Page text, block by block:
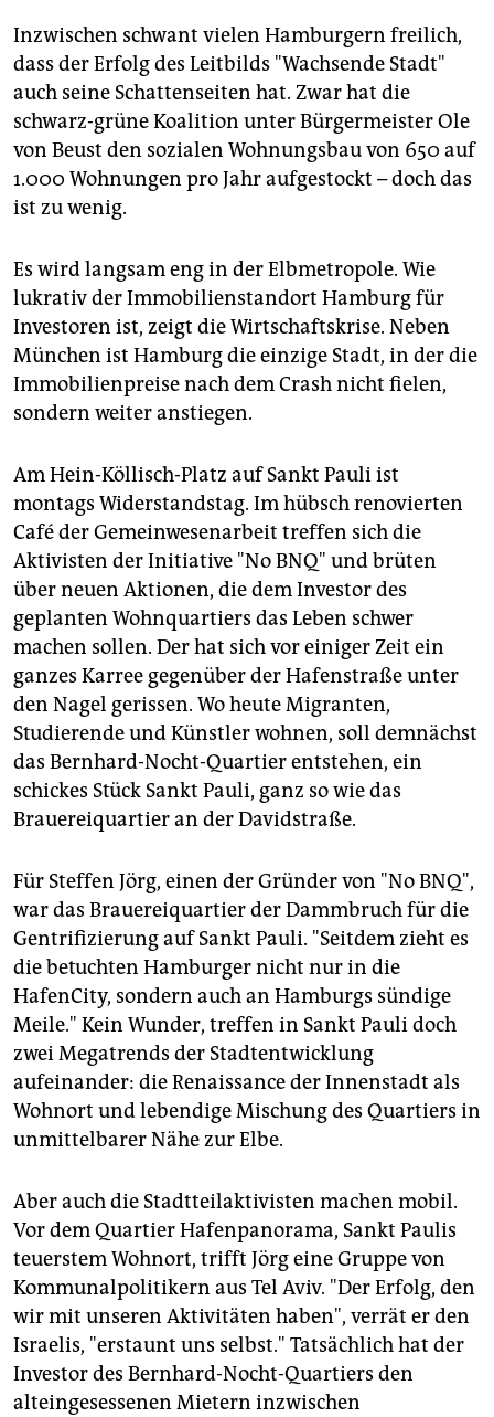
Inzwischen schwant vielen Hamburgern freilich,
dass der Erfolg des Leitbilds "Wachsende Stadt"
auch seine Schattenseiten hat. Zwar hat die
schwarz-grüne Koalition unter Bürgermeister Ole
von Beust den sozialen Wohnungsbau von 650 auf
1.000 Wohnungen pro Jahr aufgestockt – doch das
ist zu wenig.
Es wird langsam eng in der Elbmetropole. Wie
lukrativ der Immobilienstandort Hamburg für
Investoren ist, zeigt die Wirtschaftskrise. Neben
München ist Hamburg die einzige Stadt, in der die
Immobilienpreise nach dem Crash nicht fielen,
sondern weiter anstiegen.
Am Hein-Köllisch-Platz auf Sankt Pauli ist
montags Widerstandstag. Im hübsch renovierten
Café der Gemeinwesenarbeit treffen sich die
Aktivisten der Initiative "No BNQ" und brüten
über neuen Aktionen, die dem Investor des
geplanten Wohnquartiers das Leben schwer
machen sollen. Der hat sich vor einiger Zeit ein
ganzes Karree gegenüber der Hafenstraße unter
den Nagel gerissen. Wo heute Migranten,
Studierende und Künstler wohnen, soll demnächst
das Bernhard-Nocht-Quartier entstehen, ein
schickes Stück Sankt Pauli, ganz so wie das
Brauereiquartier an der Davidstraße.
Für Steffen Jörg, einen der Gründer von "No BNQ",
war das Brauereiquartier der Dammbruch für die
Gentrifizierung auf Sankt Pauli. "Seitdem zieht es
die betuchten Hamburger nicht nur in die
HafenCity, sondern auch an Hamburgs sündige
Meile." Kein Wunder, treffen in Sankt Pauli doch
zwei Megatrends der Stadtentwicklung
aufeinander: die Renaissance der Innenstadt als
Wohnort und lebendige Mischung des Quartiers in
unmittelbarer Nähe zur Elbe.
Aber auch die Stadtteilaktivisten machen mobil.
Vor dem Quartier Hafenpanorama, Sankt Paulis
teuerstem Wohnort, trifft Jörg eine Gruppe von
Kommunalpolitikern aus Tel Aviv. "Der Erfolg, den
wir mit unseren Aktivitäten haben", verrät er den
Israelis, "erstaunt uns selbst." Tatsächlich hat der
Investor des Bernhard-Nocht-Quartiers den
alteingesessenen Mietern inzwischen